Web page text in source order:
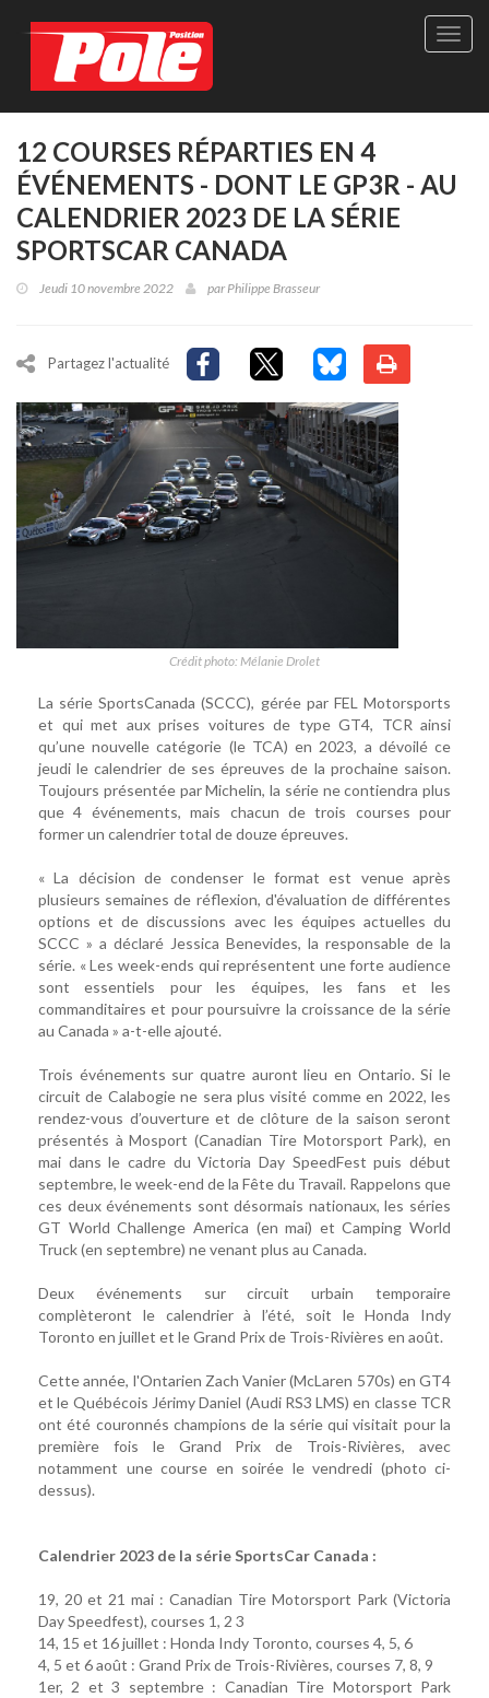
Site
Le
12 COURSES RÉPARTIES EN 4
ÉVÉNEMENTS - DONT LE GP3R - AU
CALENDRIER 2023 DE LA SÉRIE
SPORTSCAR CANADA
Jeudi 10 novembre 2022 parPhilippe Brasseur
Partagez l'actualité
Crédit photo: Mélanie Drolet
La série SportsCanada (SCCC), gérée par FEL Motorsports
et qui met aux prises voitures de type GT4, TCR ainsi
qu’une nouvelle catégorie (le TCA) en 2023, a dévoilé ce
jeudi le calendrier de ses épreuves de la prochaine saison.
Toujours présentée par Michelin, la série ne contiendra plus
que 4 événements, mais chacun de trois courses pour
former un calendrier total de douze épreuves.
« La décision de condenser le format est venue après
plusieurs semaines de réflexion, d'évaluation de différentes
options et de discussions avec les équipes actuelles du
SCCC » a déclaré Jessica Benevides, la responsable de la
série. « Les week-ends qui représentent une forte audience
sont essentiels pour les équipes, les fans et les
commanditaires et pour poursuivre la croissance de la série
au Canada » a-t-elle ajouté.
Trois événements sur quatre auront lieu en Ontario. Si le
circuit de Calabogie ne sera plus visité comme en 2022, les
rendez-vous d’ouverture et de clôture de la saison seront
présentés à Mosport (Canadian Tire Motorsport Park), en
mai dans le cadre du Victoria Day SpeedFest puis début
septembre, le week-end de la Fête du Travail. Rappelons que
ces deux événements sont désormais nationaux, les séries
GT World Challenge America (en mai) et Camping World
Truck (en septembre) ne venant plus au Canada.
Deux événements sur circuit urbain temporaire
complèteront le calendrier à l’été, soit le Honda Indy
Toronto en juillet et le Grand Prix de Trois-Rivières en août.
Cette année, l'Ontarien Zach Vanier (McLaren 570s) en GT4
et le Québécois Jérimy Daniel (Audi RS3 LMS) en classe TCR
ont été couronnés champions de la série qui visitait pour la
première fois le Grand Prix de Trois-Rivières, avec
notamment une course en soirée le vendredi (photo ci-
dessus).
Calendrier 2023 de la série SportsCar Canada :
19, 20 et 21 mai : Canadian Tire Motorsport Park (Victoria
Day Speedfest), courses 1, 2 3
14, 15 et 16 juillet : Honda Indy Toronto, courses 4, 5, 6
4, 5 et 6 août : Grand Prix de Trois-Rivières, courses 7, 8, 9
1er, 2 et 3 septembre : Canadian Tire Motorsport Park